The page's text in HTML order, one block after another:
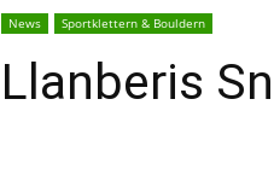
News Sportklettern & Bouldern
Llanberis